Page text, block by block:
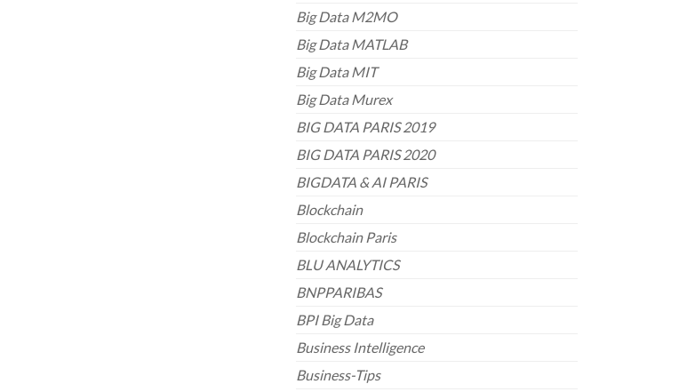
Big Data M2MO
Big Data MATLAB
Big Data MIT
Big Data Murex
BIG DATA PARIS 2019
BIG DATA PARIS 2020
BIGDATA & AI PARIS
Blockchain
Blockchain Paris
BLU ANALYTICS
BNPPARIBAS
BPI Big Data
Business Intelligence
Business-Tips